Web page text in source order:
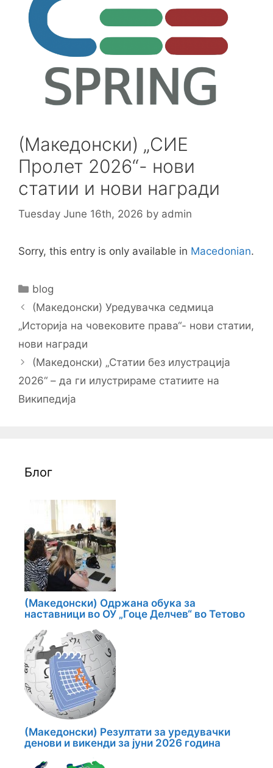
(Македонски) „СИЕ
Пролет 2026“- нови
статии и нови награди
Tuesday June 16th, 2026 by admin
Sorry, this entry is only available in Macedonian.
Categories
blog
Post
navigation
(Македонски) Уредувачка седмица
„Историја на човековите права“- нови статии,
нови награди
(Македонски) „Статии без илустрација
2026“ – да ги илустрираме статиите на
Википедија
Блог
(Македонски) Одржана обука за
наставници во ОУ „Гоце Делчев“ во Тетово
(Македонски) Резултати за уредувачки
денови и викенди за јуни 2026 година